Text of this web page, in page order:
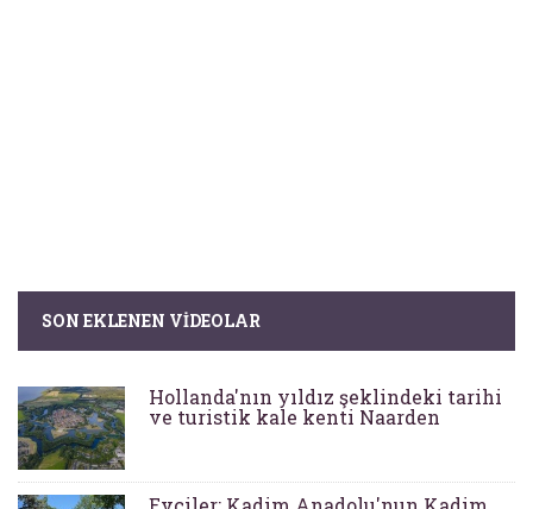
SON EKLENEN VIDEOLAR
Hollanda'nın yıldız şeklindeki tarihi
ve turistik kale kenti Naarden